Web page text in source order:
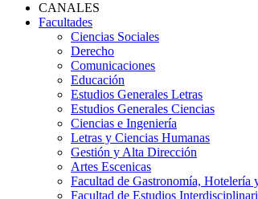
CANALES
Facultades
Ciencias Sociales
Derecho
Comunicaciones
Educación
Estudios Generales Letras
Estudios Generales Ciencias
Ciencias e Ingeniería
Letras y Ciencias Humanas
Gestión y Alta Dirección
Artes Escenicas
Facultad de Gastronomía, Hotelería
Facultad de Estudios